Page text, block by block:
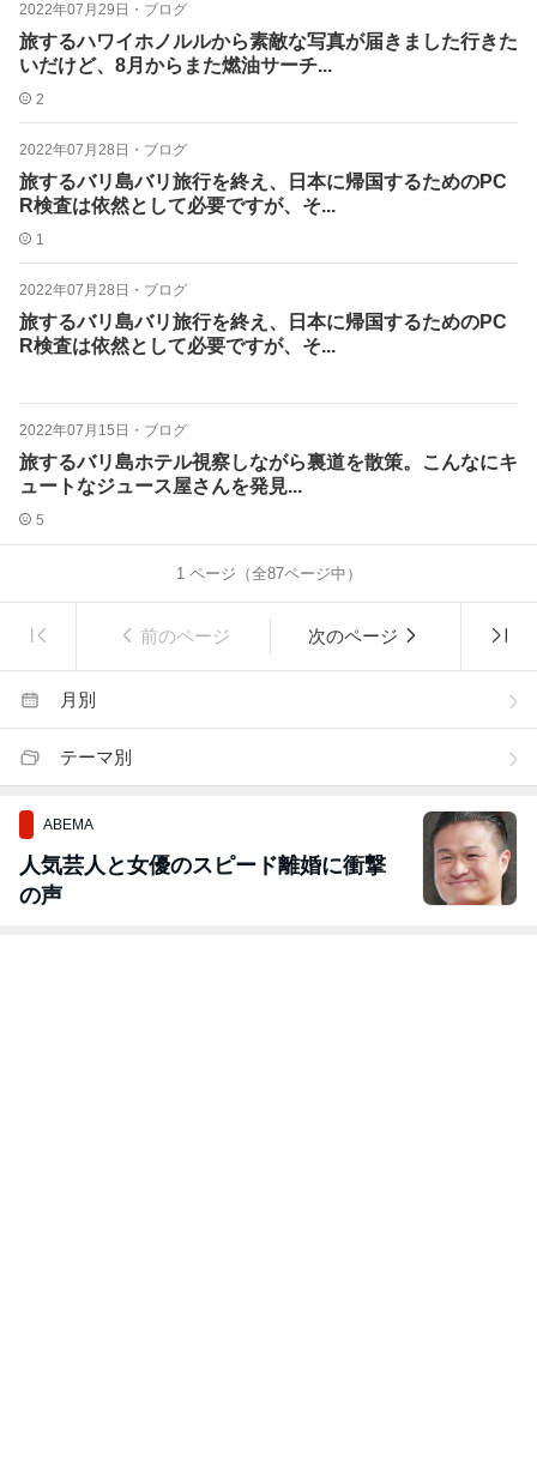
2022年07月29日 ・ ブログ
旅するハワイホノルルから素敵な写真が届きました行きた
いだけど、8月からまた燃油サーチ...
2
2022年07月28日 ・ ブログ
旅するバリ島バリ旅行を終え、日本に帰国するためのPC
R検査は依然として必要ですが、そ...
1
2022年07月28日 ・ ブログ
旅するバリ島バリ旅行を終え、日本に帰国するためのPC
R検査は依然として必要ですが、そ...
2022年07月15日 ・ ブログ
旅するバリ島ホテル視察しながら裏道を散策。こんなにキ
ュートなジュース屋さんを発見...
5
1ページ（全87ページ中）
前のページ 次のページ
月別
テーマ別
ABEMA
人気芸人と女優のスピード離婚に衝撃
の声